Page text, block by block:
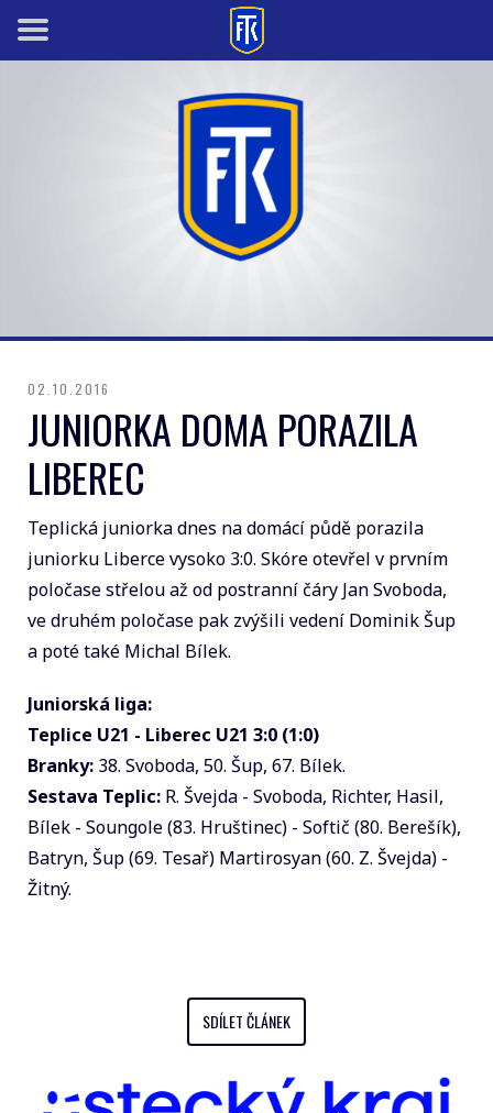
02.10.2016
JUNIORKA DOMA PORAZILA
LIBEREC
Teplická juniorka dnes na domácí půdě porazila
juniorku Liberce vysoko 3:0. Skóre otevřel v prvním
poločase střelou až od postranní čáry Jan Svoboda,
ve druhém poločase pak zvýšili vedení Dominik Šup
a poté také Michal Bílek.
Juniorská liga:
Teplice U21 - Liberec U21 3:0 (1:0)
Branky: 38. Svoboda, 50. Šup, 67. Bílek.
Sestava Teplic: R. Švejda - Svoboda, Richter, Hasil,
Bílek - Soungole (83. Hruštinec) - Softič (80. Berešík),
Batryn, Šup (69. Tesař) Martirosyan (60. Z. Švejda) -
Žitný.
SDÍLET ČLÁNEK